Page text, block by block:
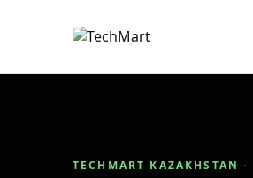
TECHMART KAZAKHSTAN